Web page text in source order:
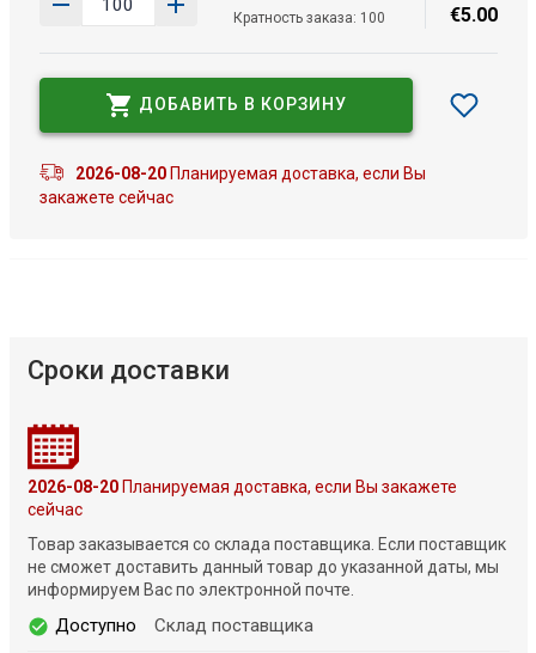
Кратность заказа: 100
€5.00
ДОБАВИТЬ В КОРЗИНУ
2026-08-20Планируемая доставка, если Вы
закажете сейчас
Сроки доставки
2026-08-20Планируемая доставка, если Вы закажете
сейчас
Товар заказывается со склада поставщика. Если поставщик
не сможет доставить данный товар до указанной даты, мы
информируем Вас по электронной почте.
Доступно Склад поставщика